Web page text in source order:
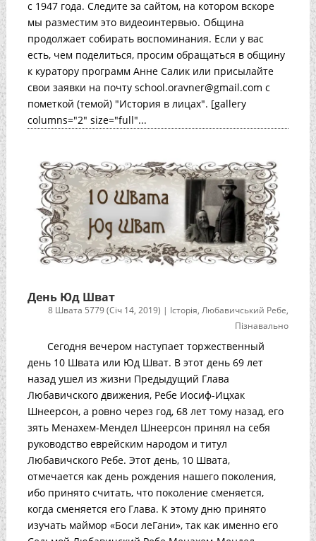
с 1947 года. Следите за сайтом, на котором вскоре
мы разместим это видеоинтервью. Община
продолжает собирать воспоминания. Если у вас
есть, чем поделиться, просим обращаться в общину
к куратору программ Анне Салик или присылайте
свои заявки на почту school.oravner@gmail.com с
пометкой (темой) "История в лицах". [gallery
columns="2" size="full"...
День Юд Шват
8 Швата 5779 (Січ 14, 2019) | Історія,Любавичський Ребе,
Пізнавально
Сегодня вечером наступает торжественный
день 10 Швата или Юд Шват. В этот день 69 лет
назад ушел из жизни Предыдущий Глава
Любавичского движения, Ребе Иосиф-Ицхак
Шнеерсон, а ровно через год, 68 лет тому назад, его
зять Менахем-Мендел Шнеерсон принял на себя
руководство еврейским народом и титул
Любавичского Ребе. Этот день, 10 Швата,
отмечается как день рождения нашего поколения,
ибо принято считать, что поколение сменяется,
когда сменяется его Глава. К этому дню принято
изучать маймор «Боси леГани», так как именно его